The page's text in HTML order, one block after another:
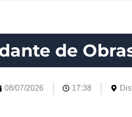
de
08/07/2026 17:38